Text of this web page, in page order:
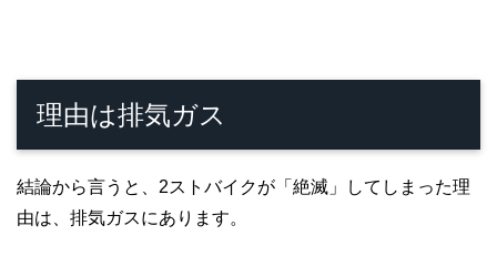
理由は排気ガス
結論から言うと、2ストバイクが「絶滅」してしまった理
由は、排気ガスにあります。